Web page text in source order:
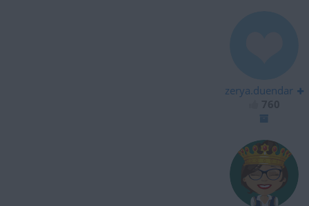
zerya.duendar